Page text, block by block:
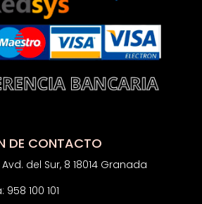
DE CONTACTO
del Sur, 8 18014 Granada
100 101